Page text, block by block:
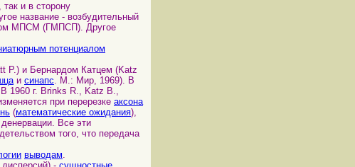
, так и в сторону
название - возбудительный
МПСМ (ГМПСП). Другое
потенциалом
и Бернардом Катцем (Katz
и синапс. М.: Мир, 1969). В
1960 г. Brinks R., Katz В.,
при перерезке аксона
(математические ожидания),
Все эти
того, что передача
выводам.